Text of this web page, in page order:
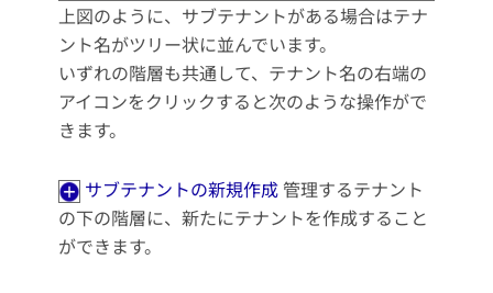
上図のように、サブテナントがある場合はテナ
ント名がツリー状に並んでいます。
いずれの階層も共通して、テナント名の右端の
アイコンをクリックすると次のような操作がで
きます。
サブテナントの新規作成管理するテナント
の下の階層に、新たにテナントを作成すること
ができます。